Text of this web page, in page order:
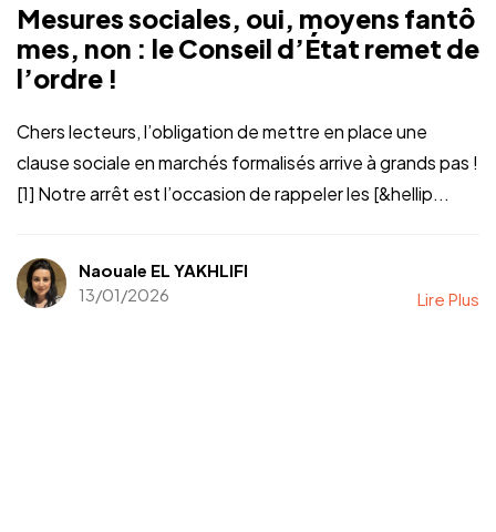
Mesures sociales, oui, moyens fantô
mes, non : le Conseil d’État remet de
l’ordre !
Chers lecteurs, l’obligation de mettre en place une
clause sociale en marchés formalisés arrive à grands pas !
[1] Notre arrêt est l’occasion de rappeler les [&hellip...
Naouale EL YAKHLIFI
13/01/2026
Lire Plus